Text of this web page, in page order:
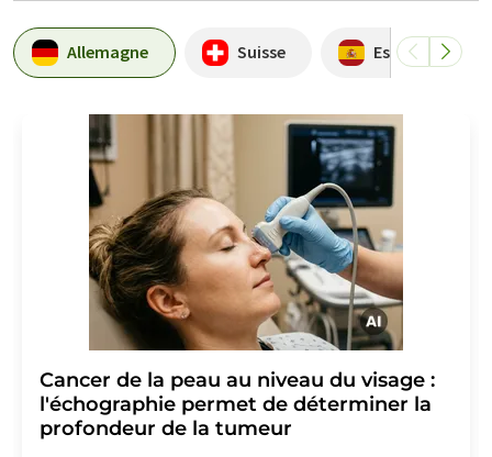
Allemagne Suisse Espagne
Cancer de la peau au niveau du visage :
l'échographie permet de déterminer la
profondeur de la tumeur